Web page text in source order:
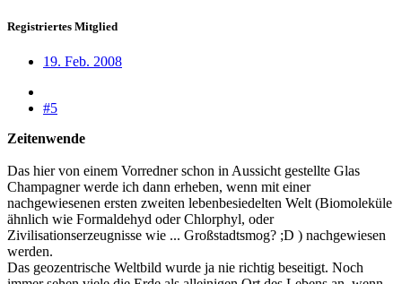
Registriertes Mitglied
19. Feb. 2008
#5
Zeitenwende
Das hier von einem Vorredner schon in Aussicht gestellte Glas
Champagner werde ich dann erheben, wenn mit einer
nachgewiesenen ersten zweiten lebenbesiedelten Welt (Biomoleküle
ähnlich wie Formaldehyd oder Chlorphyl, oder
Zivilisationserzeugnisse wie ... Großstadtsmog? ;D ) nachgewiesen
werden.
Das geozentrische Weltbild wurde ja nie richtig beseitigt. Noch